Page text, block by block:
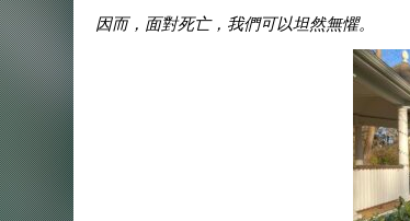
因而，面對死亡，我們可以坦然無懼。